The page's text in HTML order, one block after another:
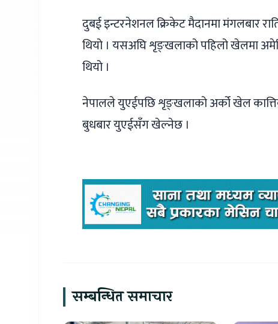
दुबई इन्टरनेशनल क्रिकेट मैदानमा मंगलबार
थियो । यसअघि शृङ्खलाको पहिलो खेलमा
थियो ।
नेपालले युएईपछि शृङ्खलाको अर्को खेल
बुधबार युएईसँग खेल्नेछ ।
सम्बन्धित समाचार